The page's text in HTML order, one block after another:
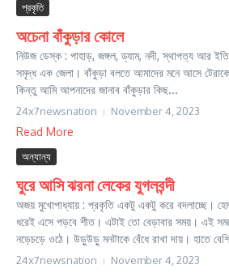
প্রকৃতি
অচেনা বাঁকুড়ার কোলে
নিউজ ডেস্ক : পাহাড়, জঙ্গল, ড্যাম, নদী, স্থাপত্য আর
সমৃদ্ধ এক জেলা। বাঁকুড়া বলতে আমাদের মনে আসে
কিন্তু আমি আপনাদের জানাব বাঁকুড়ার কিছ...
24x7newsnation November 4, 2023
Read More
অন্যান্য
ঘুরে আসি ঝরনা লেকের যুগলবন্দী
অজয় মুখোপাধ্যায় : প্রকৃতি একটু একটু করে বদলাচ্ছে।
ধরেই এসে পড়বে শীত। এটাই তো বেড়াবার সময়। এই
নড়েচড়ে ওঠে। উড়ুউড়ু মনটাকে বেঁধে রাখা দায়। হাতে
24x7newsnation November 4, 2023